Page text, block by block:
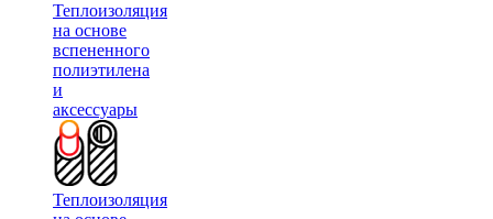
Теплоизоляция
на основе
вспененного
полиэтилена
и
аксессуары
Теплоизоляция